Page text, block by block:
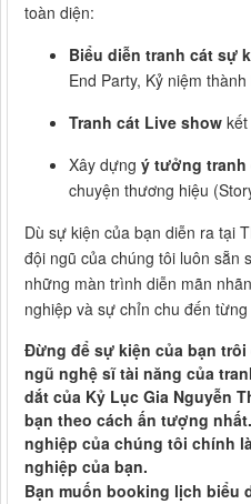
toàn diện:
Biểu diễn tranh cát sự
End Party, Kỷ niệm thành
Tranh cát Live show
Xây dựng ý tưởng tranh
chuyện thương hiệu
Dù sự kiện của bạn diễn ra tại
đội ngũ của chúng tôi luôn sẵn
những màn trình diễn mãn
nghiệp và sự chỉn chu đến
Đừng để sự kiện của bạn
ngũ nghệ sĩ tài năng của
dắt của Kỷ Lục Gia Nguyễn
bạn theo cách ấn tượng
nghiệp của chúng tôi chính
nghiệp của bạn.
Bạn muốn booking lịch biểu